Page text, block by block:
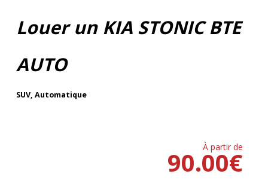
Louer un KIA STONIC BTE
AUTO
SUV, Automatique
À partir de
€
90.00